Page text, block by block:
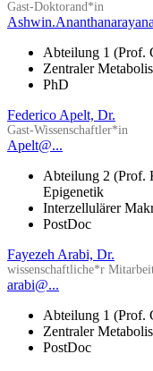
Gast-Doktorand*in
Abteilung 1 (Prof.
Zentraler
PhD
Federico Apelt, Dr.
Gast-Wissenschaftler*in
Apelt@...
Abteilung 2 (Prof.
Epigenetik
Interzellulärer
PostDoc
Fayezeh Arabi, Dr.
wissenschaftliche*r
arabi@...
Abteilung 1 (Prof.
Zentraler
PostDoc